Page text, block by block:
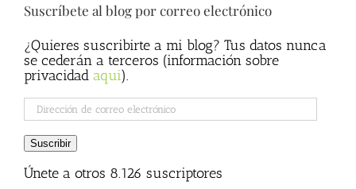
Suscríbete al blog por correo electrónico
¿Quieres suscribirte a mi blog? Tus datos nunca
se cederán a terceros (información sobre
privacidad aqui).
Dirección
de
correo
electrónico
Suscribir
Únete a otros 8.126 suscriptores